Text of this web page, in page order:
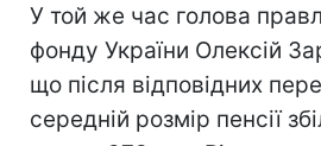
У той же час голова
фонду України Олексій
що після відповідних
середній розмір пенсії